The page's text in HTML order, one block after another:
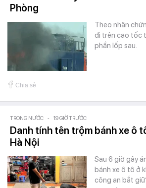
Phòng
Theo nhân
đi trên cao tốc
phần lốp sau.
Chia sẻ
TRONG NƯỚC - 19 GIỜ TRƯỚC
Danh tính tên trộm bánh xe ô
Hà Nội
Sau 6 giờ gây
bánh xe ô tô ở
công an bắt